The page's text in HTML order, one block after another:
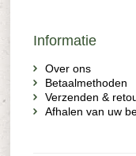
Informatie
Over ons
Betaalmethoden
Verzenden &
Afhalen van uw